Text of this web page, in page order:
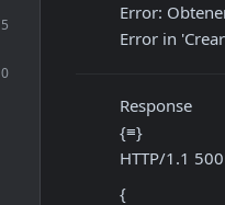
5
0
Error:
Error in
Response
{≡}
HTTP/1.1
{